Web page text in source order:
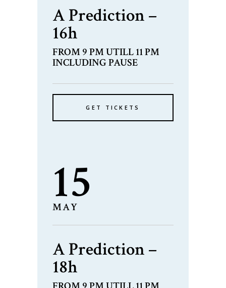
A Prediction –
16h
FROM 9 PM UTILL 11 PM
INCLUDING PAUSE
GET TICKETS
15
MAY
A Prediction –
18h